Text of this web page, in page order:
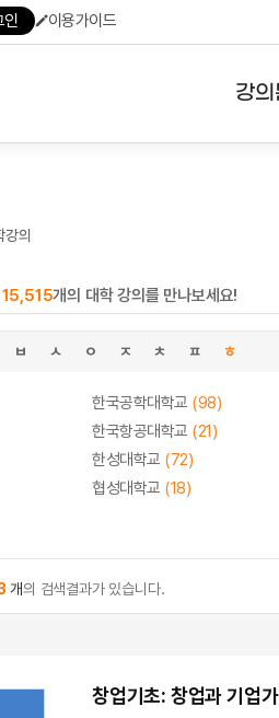
인 이용가이드
강
강의
15,515개의 대학 강의를 만나보세요!
ㅂ ㅅ ㅇ ㅈ ㅊ ㅍ ㅎ
한국공학대학교 (98)
한국항공대학교 (21)
한성대학교 (72)
협성대학교 (18)
개의 검색결과가 있습니다.
창업기초: 창업과 기업